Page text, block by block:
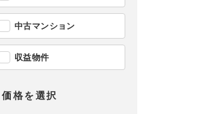
中古マンション
収益物件
価格を選択